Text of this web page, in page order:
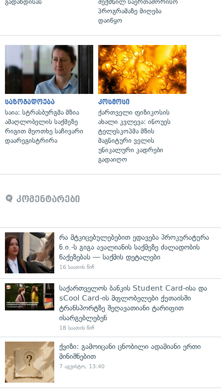
გადახდისას
შექმნილ საერთაშორისო
პროგრამაზე მიღება
დაიწყო
საზოგადოება
საია: სტრასბურგმა მზია
ამაღლობელის საქმეზე
რიგით მეოთხე საჩივარი
დაარეგისტრირა
კოსმოსი
ქართველი ფიზიკოსის
ახალი კვლევა: ინოუეს
ტელესკოპმა მზის
მაგნიტური ველის
უნიკალური კადრები
გადაიღო
კომენტარები
რა მტკიცებულებებით ედავება პროკურატურა
ნ.ი.-ს გიგა ავალიანის საქმეზე ძალადობის
წაქეზებას — საქმის დეტალები
16 საათის წინ
საქართველოს ბანკის Student Card-ისა და
sCool Card-ის მფლობელები ქუთაისში
ტრანსპორტზე შეღავათიანი ტარიფით
ისარგებლებენ
18 საათის წინ
ქვიზი: გამოიცანი ცნობილი ადამიანი ერთი
მინიშნებით
7 აგვისტო, 13:40